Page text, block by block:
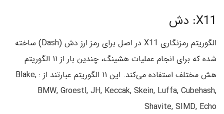
X11: دش
الگوریتم رمزنگاری X11 در اصل برای رمز ارز دش (Dash) ساخته
شده که برای انجام عملیات هشینگ، چندین بار از ۱۱ الگوریتم
هش مختلف استفاده می‌کند. این ۱۱ الگوریتم عبارتند از : Blake,
BMW, Groestl, JH, Keccak, Skein, Luffa, Cubehash,
Shavite, SIMD, Echo